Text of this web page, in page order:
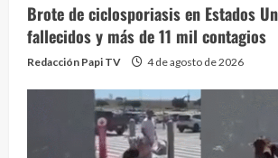
Brote de ciclosporiasis en Estados
fallecidos y más de 11 mil contagios
Redacción Papi TV 4 de agosto de 2026